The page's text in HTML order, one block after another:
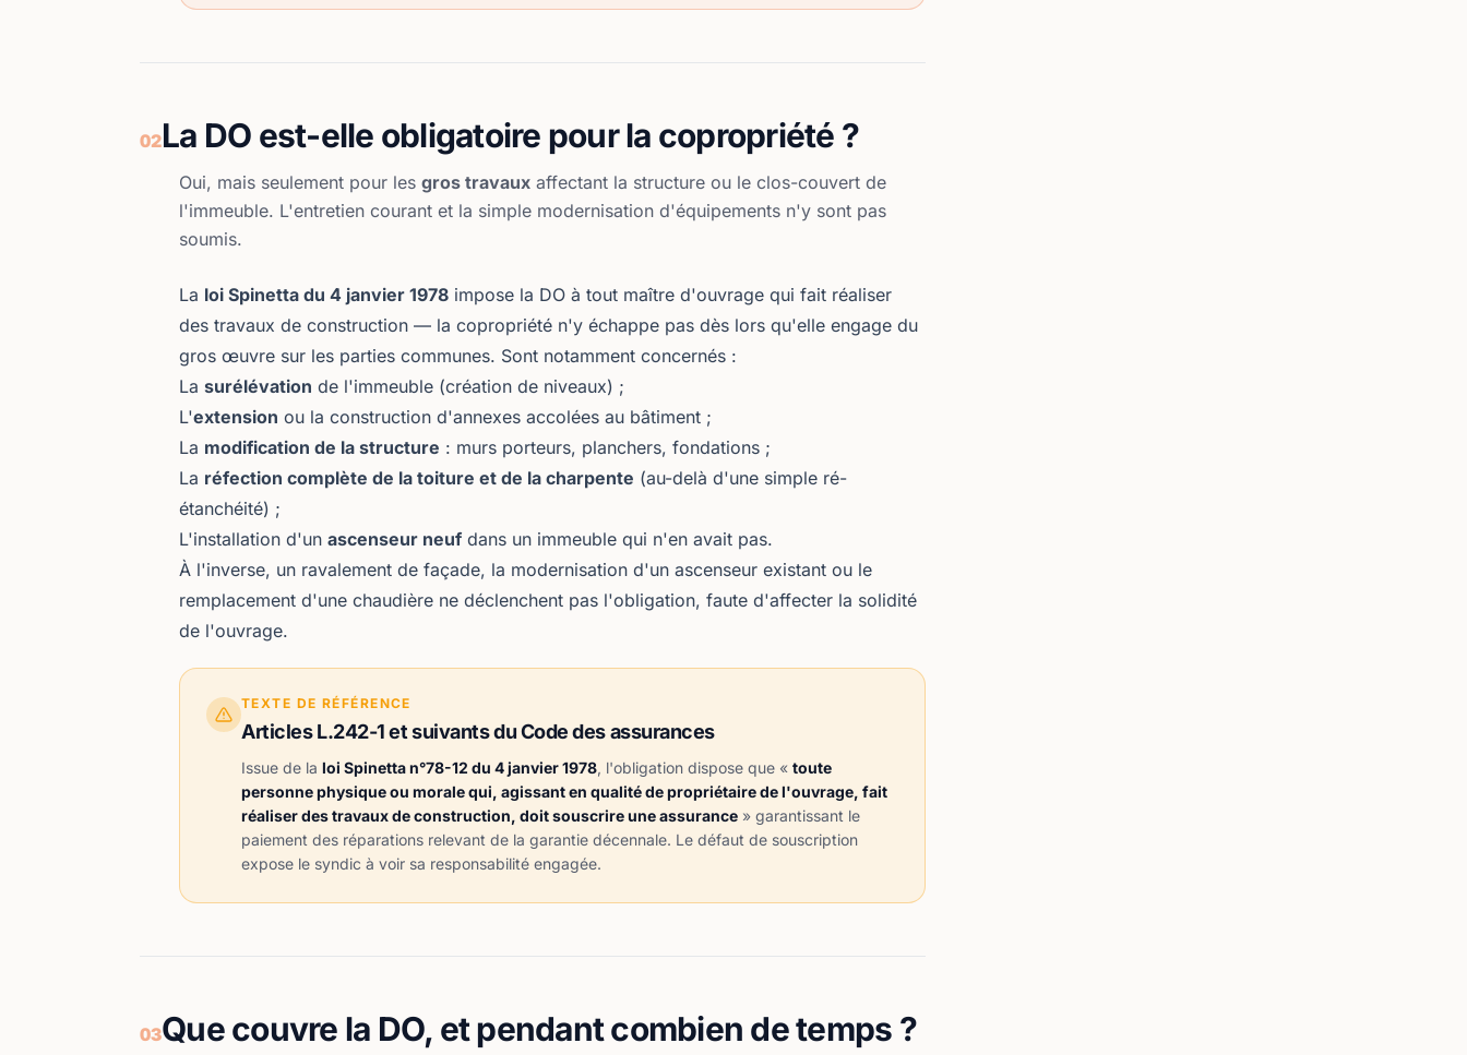
02La DO est-elle obligatoire pour la copropriété ?
Oui, mais seulement pour les gros travaux affectant la structure ou le clos-couvert de
l'immeuble. L'entretien courant et la simple modernisation d'équipements n'y sont pas
soumis.
La loi Spinetta du 4 janvier 1978 impose la DO à tout maître d'ouvrage qui fait réaliser
des travaux de construction — la copropriété n'y échappe pas dès lors qu'elle engage du
gros œuvre sur les parties communes. Sont notamment concernés :
La surélévation de l'immeuble (création de niveaux) ;
L'extension ou la construction d'annexes accolées au bâtiment ;
La modification de la structure : murs porteurs, planchers, fondations ;
La réfection complète de la toiture et de la charpente (au-delà d'une simple ré-
étanchéité) ;
L'installation d'un ascenseur neuf dans un immeuble qui n'en avait pas.
À l'inverse, un ravalement de façade, la modernisation d'un ascenseur existant ou le
remplacement d'une chaudière ne déclenchent pas l'obligation, faute d'affecter la solidité
de l'ouvrage.
TEXTE DE RÉFÉRENCE
Articles L.242-1 et suivants du Code des assurances
Issue de la loi Spinetta n°78-12 du 4 janvier 1978, l'obligation dispose que « toute
personne physique ou morale qui, agissant en qualité de propriétaire de l'ouvrage, fait
réaliser des travaux de construction, doit souscrire une assurance » garantissant le
paiement des réparations relevant de la garantie décennale. Le défaut de souscription
expose le syndic à voir sa responsabilité engagée.
03Que couvre la DO, et pendant combien de temps ?